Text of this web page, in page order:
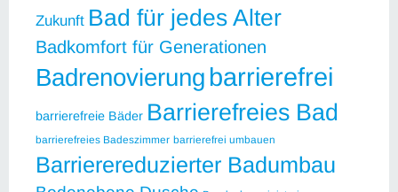
Zukunft Bad für jedes Alter
Badkomfort für Generationen
Badrenovierung barrierefrei
barrierefreie Bäder Barrierefreies Bad
barrierefreies Badeszimmer barrierefrei umbauen
Barrierereduzierter Badumbau